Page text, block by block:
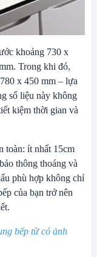
khoảng 730 x
Trong khi đó,
x 450 mm – lựa
số liệu này không
kiệm thời gian và
toàn: ít nhất 15cm
thông thoáng và
phù hợp không chỉ
của bạn trở nên
bếp từ có ảnh